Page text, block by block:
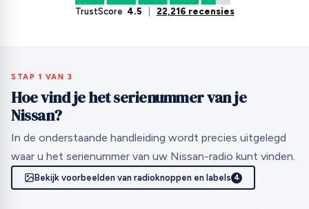
TrustScore 4.5 22,216 recensies
STAP 1 VAN 3
Hoe vind je het serienummer van je
Nissan?
In de onderstaande handleiding wordt precies uitgelegd
waar u het serienummer van uw Nissan-radio kunt vinden.
Bekijk voorbeelden van radioknoppen en labels 4